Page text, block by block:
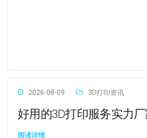
2026-08-09 3D打印资讯
好用的3D打印服务实力
阅读详情